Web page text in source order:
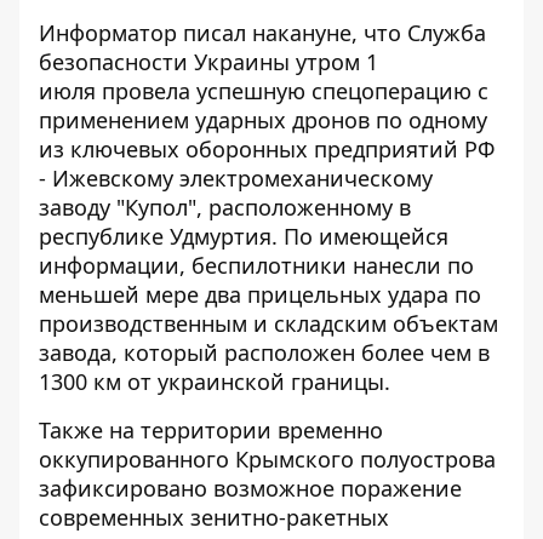
Информатор писал накануне, что Служба
безопасности Украины утром 1
июля провела успешную спецоперацию с
применением ударных дронов по одному
из ключевых оборонных предприятий РФ
- Ижевскому электромеханическому
заводу "Купол", расположенному в
республике Удмуртия. По имеющейся
информации, беспилотники нанесли по
меньшей мере два прицельных удара по
производственным и складским объектам
завода, который расположен более чем в
1300 км от украинской границы.
Также на территории временно
оккупированного Крымского полуострова
зафиксировано возможное поражение
современных зенитно-ракетных